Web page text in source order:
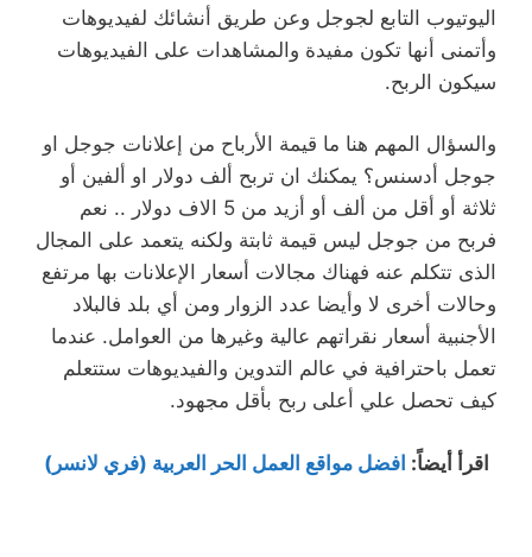
اليوتيوب التابع لجوجل وعن طريق أنشائك لفيديوهات
وأتمنى أنها تكون مفيدة والمشاهدات على الفيديوهات
سيكون الربح.
والسؤال المهم هنا ما قيمة الأرباح من إعلانات جوجل او
جوجل أدسنس؟ يمكنك ان تربح ألف دولار او ألفين أو
ثلاثة أو أقل من ألف أو أزيد من 5 الاف دولار .. نعم
فربح من جوجل ليس قيمة ثابتة ولكنه يتعمد على المجال
الذى تتكلم عنه فهناك مجالات أسعار الإعلانات بها مرتفع
وحالات أخرى لا وأيضا عدد الزوار ومن أي بلد فالبلاد
الأجنبية أسعار نقراتهم عالية وغيرها من العوامل. عندما
تعمل باحترافية في عالم التدوين والفيديوهات ستتعلم
كيف تحصل علي أعلى ربح بأقل مجهود.
اقرأ أيضاً: افضل مواقع العمل الحر العربية (فري لانسر)